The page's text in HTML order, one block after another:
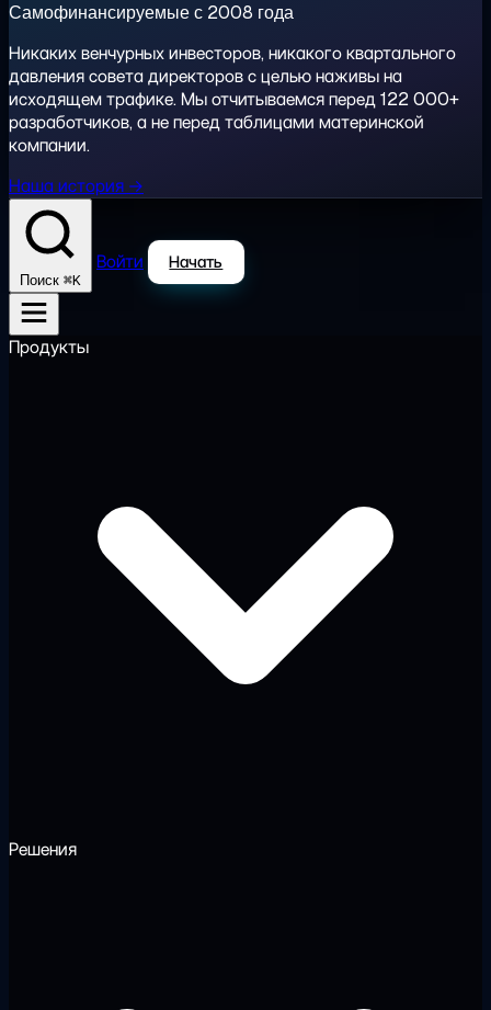
Самофинансируемые с 2008 года
Никаких венчурных инвесторов, никакого квартального
давления совета директоров с целью наживы на
исходящем трафике. Мы отчитываемся перед 122 000+
разработчиков, а не перед таблицами материнской
компании.
Наша история →
Поиск ⌘K
Войти Начать
Продукты
Решения